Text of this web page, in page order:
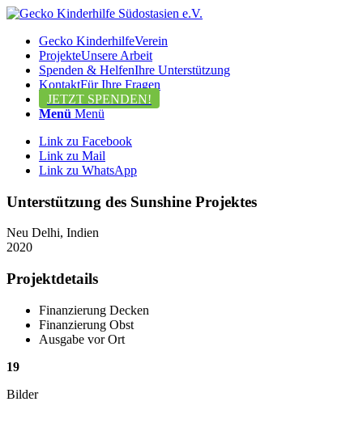
Gecko KinderhilfeVerein
ProjekteUnsere Arbeit
Spenden & HelfenIhre Unterstützung
KontaktFür Ihre Fragen
JETZT SPENDEN!
Menü Menü
Link zu Facebook
Link zu Mail
Link zu WhatsApp
Unterstützung des Sunshine Projektes
Neu Delhi, Indien
2020
Projektdetails
Finanzierung Decken
Finanzierung Obst
Ausgabe vor Ort
19
Bilder